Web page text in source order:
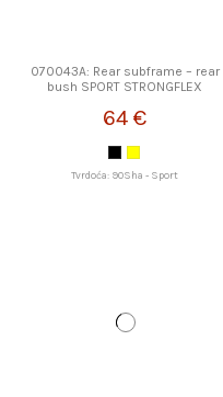
070043A: Rear subframe – rear
bush SPORT STRONGFLEX
64 €
Tvrdoća: 90Sha - Sport